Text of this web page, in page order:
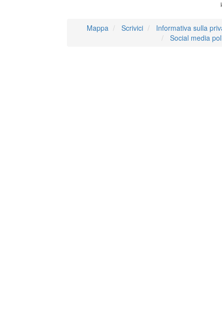
Mappa Scrivici
Informativa sulla
Social media